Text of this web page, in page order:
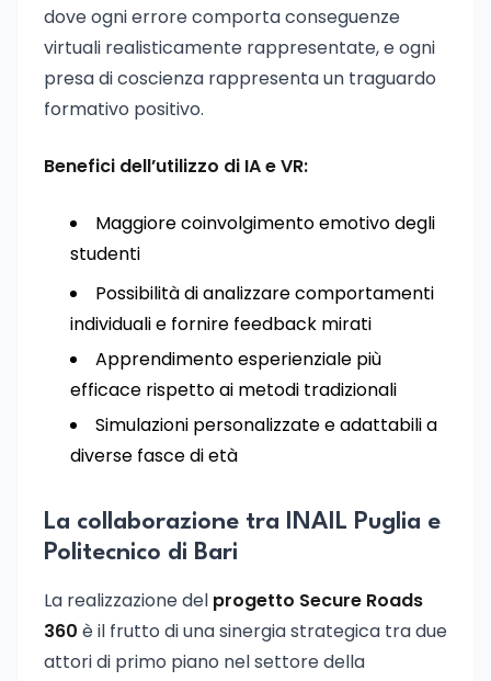
dove ogni errore comporta conseguenze
virtuali realisticamente rappresentate, e ogni
presa di coscienza rappresenta un traguardo
formativo positivo.
Benefici dell’utilizzo di IA e VR:
Maggiore coinvolgimento emotivo degli
studenti
Possibilità di analizzare comportamenti
individuali e fornire feedback mirati
Apprendimento esperienziale più
efficace rispetto ai metodi tradizionali
Simulazioni personalizzate e adattabili a
diverse fasce di età
La collaborazione tra INAIL Puglia e
Politecnico di Bari
La realizzazione del progetto Secure Roads
360 è il frutto di una sinergia strategica tra due
attori di primo piano nel settore della